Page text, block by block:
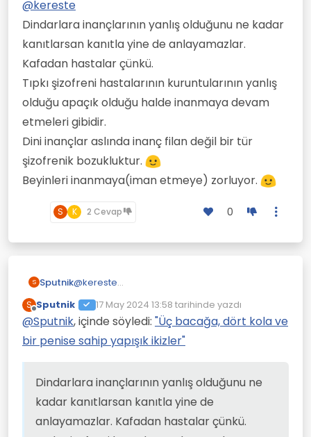
tüm kainatta mükemmelik adeta her yerden
fışkırıyor. Her şeye gücü yeten tanrı da
mükemmel olduğuna göre, "Vardır bir hikmet"
diyip soğuk bir bardak suyu içmeyi unutmayın.
Bu ikizlerin durumu mu?
Hangi dindarın umrunda?
@kereste
Dindarlara inançlarının yanlış olduğunu ne kadar
kanıtlarsan kanıtla yine de anlayamazlar.
Kafadan hastalar çünkü.
Tıpkı şizofreni hastalarının kuruntularının yanlış
olduğu apaçık olduğu halde inanmaya devam
etmeleri gibidir.
Dini inançlar aslında inanç filan değil bir tür
şizofrenik bozukluktur.
Beyinleri inanmaya(iman etmeye) zorluyor.
S K 2 Cevap 0
S Sputnik@kereste
kadar kanıtlarsan kanıtla yine de
anlayamazlar. Kafadan hastalar çünkü.
Tıpkı şizofreni hastalarının kuruntularının yanlış
olduğu apaçık olduğu halde inanmaya
şizofrenik bozukluktur.
Beyinleri inanmaya(iman etmeye) zorluyor.
S
Çevrimdışı
Sputnik 17 May 2024 13:58 tarihinde yazdı
Son düzenleyen:
@Sputnik, içinde söyledi: "Üç bacağa, dört kola ve
bir penise sahip yapışık ikizler"
Dindarlara inançlarının yanlış olduğunu ne
kadar kanıtlarsan kanıtla yine de
anlayamazlar. Kafadan hastalar çünkü.